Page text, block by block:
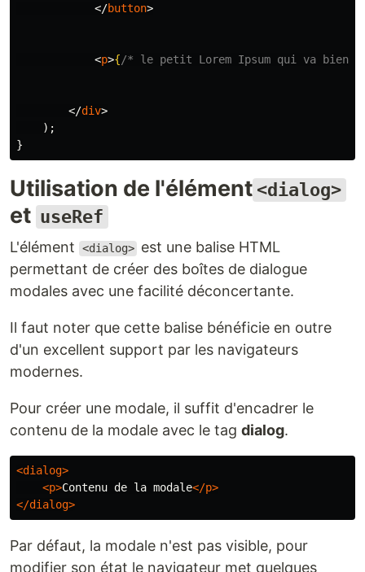
</button>
<p>{/* le petit Lorem Ipsum qui va bien
</div>
);
}
Utilisation de l'élément <dialog>
et useRef
L'élément <dialog> est une balise HTML
permettant de créer des boîtes de dialogue
modales avec une facilité déconcertante.
Il faut noter que cette balise bénéficie en outre
d'un excellent support par les navigateurs
modernes.
Pour créer une modale, il suffit d'encadrer le
contenu de la modale avec le tag dialog.
<dialog>
<p>Contenu de la modale</p>
</dialog>
Par défaut, la modale n'est pas visible, pour
modifier son état le navigateur met quelques